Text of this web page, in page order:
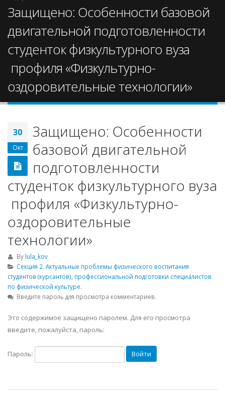
Защищено: Особенности базовой
двигательной подготовленности
студенток физкультурного вуза
профиля «Физкультурно-
оздоровительные технологии»
30
Окт
Защищено: Особенности
базовой двигательной
подготовленности
студенток физкультурного вуза
профиля «Физкультурно-
оздоровительные
технологии»
By lula_kov
Секция 2. Актуальные проблемы физического воспитания
студентов (курсантов), профессиональной подготовки специалистов
по физической культуре.
Введите пароль для просмотра комментариев.
Это содержимое защищено паролем. Для его просмотра
введите, пожалуйста, пароль:
Пароль: